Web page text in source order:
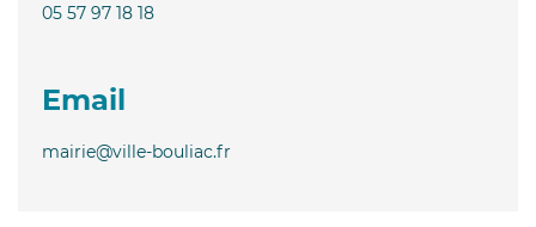
05 57 97 18 18
Email
mairie@ville-bouliac.fr